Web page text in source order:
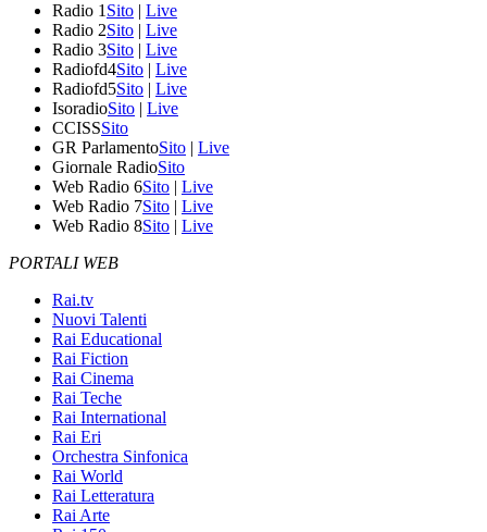
Radio 1 Sito | Live
Radio 2Sito | Live
Radio 3Sito | Live
Radiofd4Sito | Live
Radiofd5Sito | Live
IsoradioSito | Live
CCISSSito
GR ParlamentoSito | Live
Giornale RadioSito
Web Radio 6Sito | Live
Web Radio 7Sito | Live
Web Radio 8Sito | Live
PORTALI WEB
Rai.tv
Nuovi Talenti
Rai Educational
Rai Fiction
Rai Cinema
Rai Teche
Rai International
Rai Eri
Orchestra Sinfonica
Rai World
Rai Letteratura
Rai Arte